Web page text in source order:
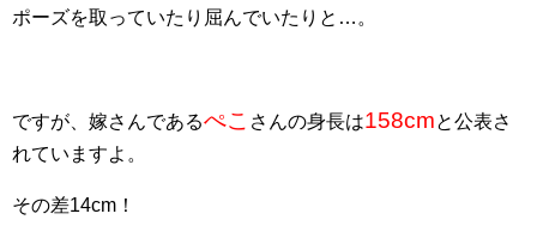
ポーズを取っていたり屈んでいたりと…。
ですが、嫁さんであるぺこ さんの身長は158cmと公表さ
れていますよ。
その差14cm！